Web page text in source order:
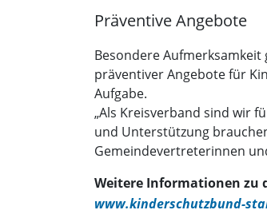
Präventive Angebote
Besondere
präventiver Angebote für
Aufgabe.
„Als Kreisverband sind wir
und Unterstützung
Gemeindevertreterinnen
Weitere Informationen zu
www.kinderschutzbund-